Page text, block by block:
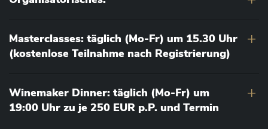
Masterclasses: täglich (Mo-Fr) um 15.30 Uhr
(kostenlose Teilnahme nach Registrierung)
Winemaker Dinner: täglich (Mo-Fr) um
19:00 Uhr zu je 250 EUR p.P. und Termin